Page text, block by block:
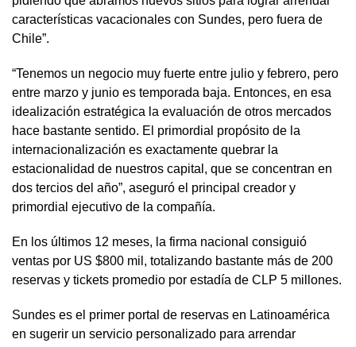
características vacacionales con Sundes, pero fuera de
Chile”.
“Tenemos un negocio muy fuerte entre julio y febrero, pero
entre marzo y junio es temporada baja. Entonces, en esa
idealización estratégica la evaluación de otros mercados
hace bastante sentido. El primordial propósito de la
internacionalización es exactamente quebrar la
estacionalidad de nuestros capital, que se concentran en
dos tercios del año”, aseguró el principal creador y
primordial ejecutivo de la compañía.
En los últimos 12 meses, la firma nacional consiguió
ventas por US $800 mil, totalizando bastante más de 200
reservas y tickets promedio por estadía de CLP 5 millones.
Sundes es el primer portal de reservas en Latinoamérica
en sugerir un servicio personalizado para arrendar